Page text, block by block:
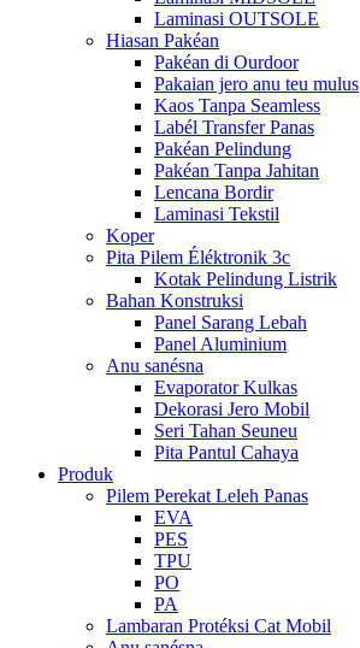
Laminasi OUTSOLE
Hiasan Pakéan
Pakéan di Ourdoor
Pakaian jero anu teu mulus
Kaos Tanpa Seamless
Labél Transfer Panas
Pakéan Pelindung
Pakéan Tanpa Jahitan
Lencana Bordir
Laminasi Tekstil
Koper
Pita Pilem Éléktronik 3c
Kotak Pelindung Listrik
Bahan Konstruksi
Panel Sarang Lebah
Panel Aluminium
Anu sanésna
Evaporator Kulkas
Dekorasi Jero Mobil
Seri Tahan Seuneu
Pita Pantul Cahaya
Produk
Pilem Perekat Leleh Panas
EVA
PES
TPU
PO
PA
Lambaran Protéksi Cat Mobil